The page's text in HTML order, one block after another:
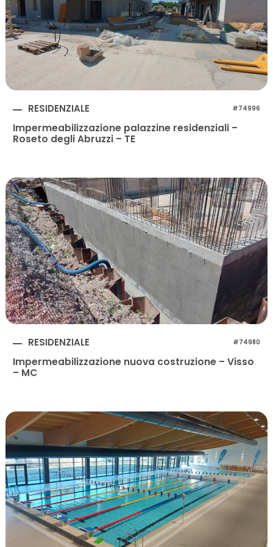
RESIDENZIALE #74996
Impermeabilizzazione palazzine residenziali –
Roseto degli Abruzzi – TE
RESIDENZIALE #74980
Impermeabilizzazione nuova costruzione – Visso
– MC